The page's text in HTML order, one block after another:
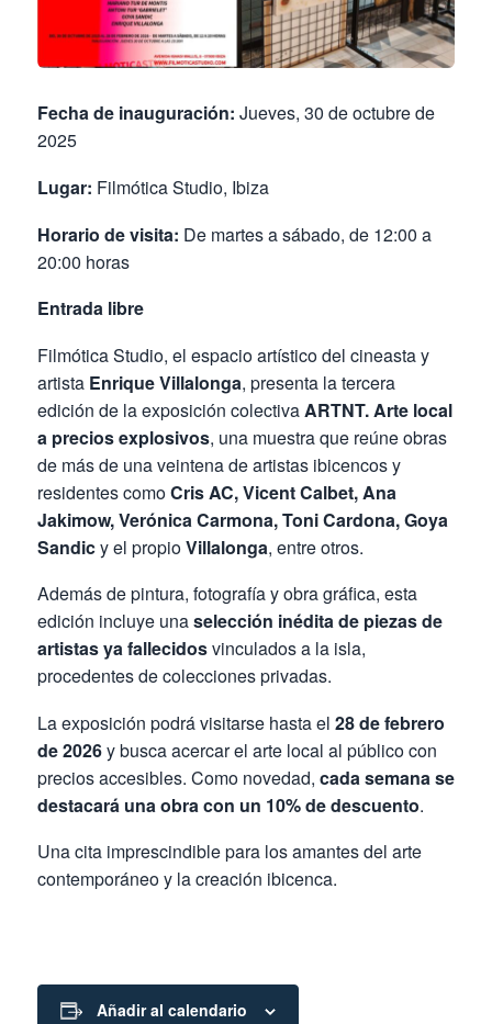
Fecha de inauguración: Jueves, 30 de octubre de
2025
Lugar: Filmótica Studio, Ibiza
Horario de visita: De martes a sábado, de 12:00 a
20:00 horas
Entrada libre
Filmótica Studio, el espacio artístico del cineasta y
artista Enrique Villalonga, presenta la tercera
edición de la exposición colectivaARTNT. Arte local
a precios explosivos, una muestra que reúne obras
de más de una veintena de artistas ibicencos y
residentes comoCris AC, Vicent Calbet, Ana
Jakimow, Verónica Carmona, Toni Cardona, Goya
Sandicy el propioVillalonga, entre otros.
Además de pintura, fotografía y obra gráfica, esta
edición incluye unaselección inédita de piezas de
artistas ya fallecidosvinculados a la isla,
procedentes de colecciones privadas.
La exposición podrá visitarse hasta el 28 de febrero
de 2026y busca acercar el arte local al público con
precios accesibles. Como novedad, cada semana se
destacará una obra con un 10% de descuento.
Una cita imprescindible para los amantes del arte
contemporáneo y la creación ibicenca.
Añadir al calendario